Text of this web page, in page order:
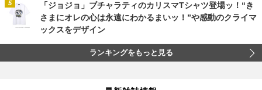
「ジョジョ」ブチャラティのカリスマTシャツ登場ッ！“き
さまにオレの心は永遠にわかるまいッ！”や感動のクライマ
ックスをデザイン
ランキングをもっと見る